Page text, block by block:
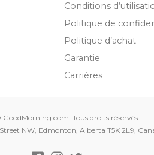
Conditions
Politique de
Politique d’achat
Garantie
Carrières
Tous droits réservés.
NW, Edmonton, Alberta T5K 2L9,